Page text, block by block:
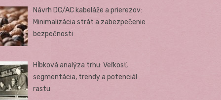
Návrh DC/AC kabeláže a prierezov:
Minimalizácia strát a zabezpečenie
bezpečnosti
Hĺbková analýza trhu: Veľkosť,
segmentácia, trendy a potenciál
rastu